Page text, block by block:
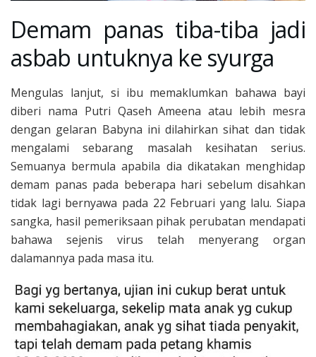
Demam panas tiba-tiba jadi
asbab untuknya ke syurga
Mengulas lanjut, si ibu memaklumkan bahawa bayi
diberi nama Putri Qaseh Ameena atau lebih mesra
dengan gelaran Babyna ini dilahirkan sihat dan tidak
mengalami sebarang masalah kesihatan serius.
Semuanya bermula apabila dia dikatakan menghidap
demam panas pada beberapa hari sebelum disahkan
tidak lagi bernyawa pada 22 Februari yang lalu. Siapa
sangka, hasil pemeriksaan pihak perubatan mendapati
bahawa sejenis virus telah menyerang organ
dalamannya pada masa itu.